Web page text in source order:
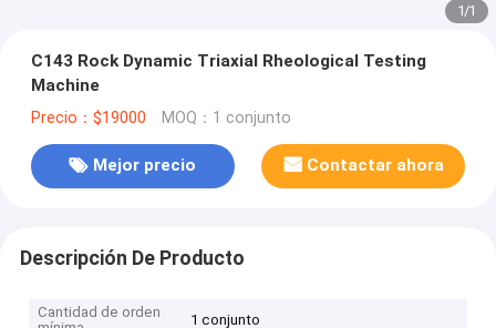
1/1
C143 Rock Dynamic Triaxial Rheological Testing
Machine
Precio：$19000 MOQ：1 conjunto
Mejor precio Contactar ahora
Descripción De Producto
Cantidad de orden
1 conjunto